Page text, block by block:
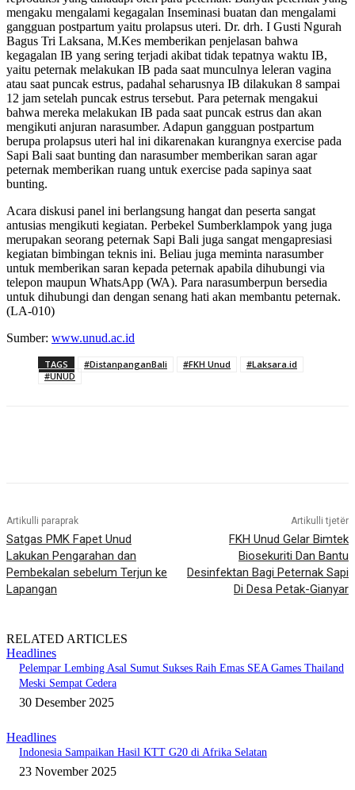
mengaku mengalami kegagalan Inseminasi buatan dan mengalami
gangguan postpartum yaitu prolapsus uteri. Dr. drh. I Gusti Ngurah
Bagus Tri Laksana, M.Kes memberikan penjelasan bahwa
kegagalan IB yang sering terjadi akibat tidak tepatnya waktu IB,
yaitu peternak melakukan IB pada saat munculnya leleran vagina
atau saat puncak estrus, padahal seharusnya IB dilakukan 8 sampai
12 jam setelah puncak estrus tersebut. Para peternak mengakui
bahwa mereka melakukan IB pada saat puncak estrus dan akan
mengikuti anjuran narasumber. Adapun gangguan postpartum
berupa prolapsus uteri hal ini dikarenakan kurangnya exercise pada
Sapi Bali saat bunting dan narasumber memberikan saran agar
peternak memberikan ruang untuk exercise pada sapinya saat
bunting.
Acara diskusi panel ini berlangsung hangat dan peserta sangat
antusias mengikuti kegiatan. Perbekel Sumberklampok yang juga
merupakan seorang peternak Sapi Bali juga sangat mengapresiasi
kegiatan bimbingan teknis ini. Beliau juga meminta narasumber
untuk memberikan saran kepada peternak apabila dihubungi via
telepon maupun WhatsApp (WA). Para narasumberpun bersedia
untuk dihubungi dan dengan senang hati akan membantu peternak.
(LA-010)
Sumber: www.unud.ac.id
TAGS #DistanpanganBali #FKH Unud
#Laksara.id
#UNUD
Artikulli paraprak
Satgas PMK Fapet Unud
Lakukan Pengarahan dan
Pembekalan sebelum Terjun ke
Lapangan
Artikulli tjetër
FKH Unud Gelar Bimtek
Biosekuriti Dan Bantu
Desinfektan Bagi Peternak Sapi
Di Desa Petak-Gianyar
RELATED ARTICLES
Headlines
Pelempar Lembing Asal Sumut Sukses Raih Emas SEA Games Thailand
Meski Sempat Cedera
30 Desember 2025
Headlines
Indonesia Sampaikan Hasil KTT G20 di Afrika Selatan
23 November 2025